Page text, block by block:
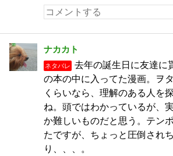
ナカカト
ネタバレ
去年の誕生日に友達に
の本の中に入ってた漫画。ヲ
くらいなら、理解のある人を
ね。頭ではわかっているが、
か難しいものだと思う。テン
たですが、ちょっと圧倒され
り、、、。